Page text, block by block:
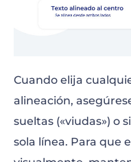
Cuando elija
alineación,
sueltas («viudas») o
sola línea. Para que